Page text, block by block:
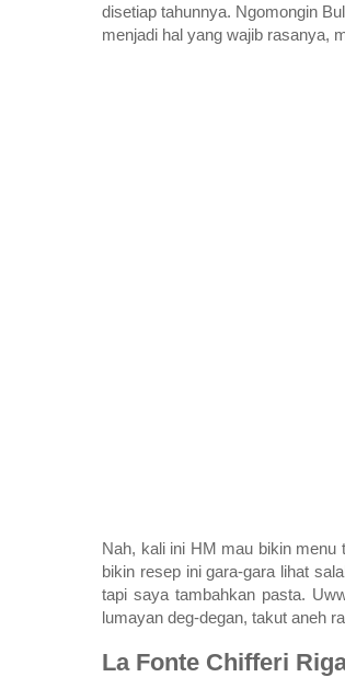
disetiap tahunnya. Ngomongin
menjadi hal yang wajib rasanya,
Nah, kali ini HM mau bikin menu
bikin resep ini gara-gara lihat
tapi saya tambahkan pasta.
lumayan deg-degan, takut aneh
La Fonte Chifferi